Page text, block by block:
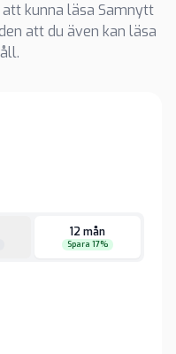
kunna läsa Samnytt
att du även kan läsa
12 mån
Spara 17%